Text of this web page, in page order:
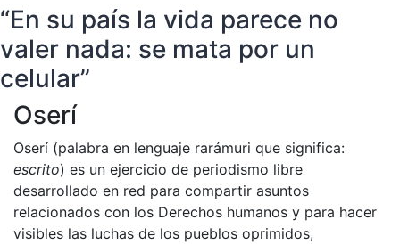
“En su país la vida parece no
valer nada: se mata por un
celular”
Oserí
Oserí (palabra en lenguaje rarámuri que significa:
escrito) es un ejercicio de periodismo libre
desarrollado en red para compartir asuntos
relacionados con los Derechos humanos y para hacer
visibles las luchas de los pueblos oprimidos,